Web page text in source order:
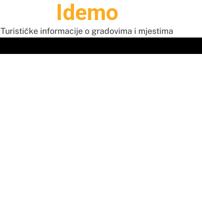
Idemo
Turističke informacije o gradovima i mjestima